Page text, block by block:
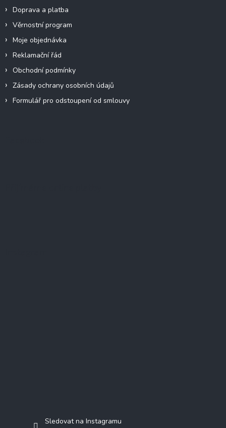
Doprava a platba
Věrnostní program
Moje objednávka
Reklamační řád
Obchodní podmínky
Zásady ochrany osobních údajů
Formulář pro odstoupení od smlouvy
Sledovat na Instagramu